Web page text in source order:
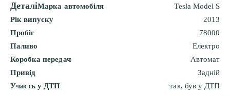
ДеталіМарка автомобіля
Tesla Model S
Рік випуску
2013
Пробіг
78000
Паливо
Електро
Коробка передач
Автомат
Привід
Задній
Участь у ДТП
так, був у ДТП